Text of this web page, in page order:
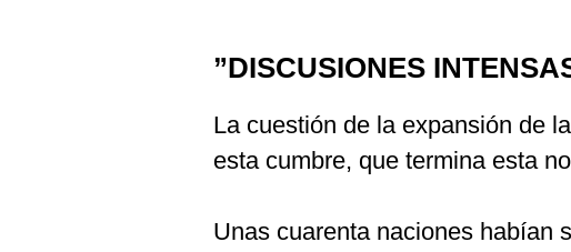
”DISCUSIONES
La cuestión de la expansión de
esta cumbre, que termina esta
Unas cuarenta naciones habían